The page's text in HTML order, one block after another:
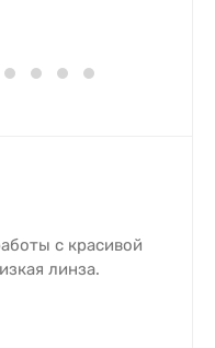
с красивой
линза.